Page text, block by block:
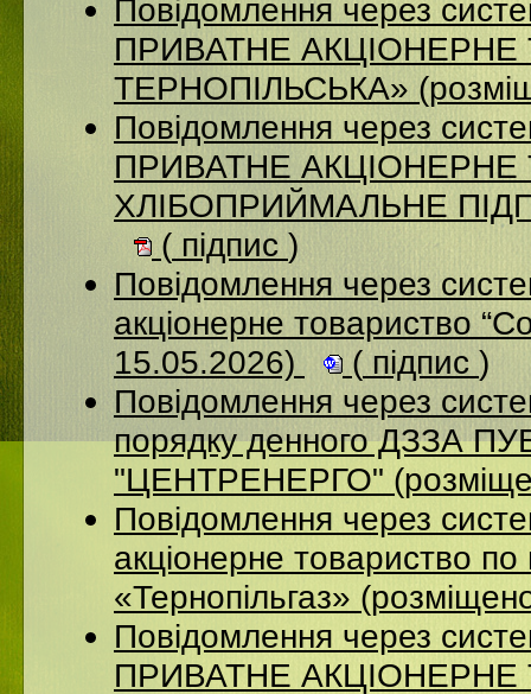
Повідомлення через
ПРИВАТНЕ
ТЕРНОПІЛЬСЬКА»
Повідомлення через
ПРИВАТНЕ
ХЛІБОПРИЙМАЛЬНЕ
( підпис )
Повідомлення через
акціонерне товариство
15.05.2026)
( підпис )
Повідомлення через
порядку денного ДЗЗА
"ЦЕНТРЕНЕРГО"
Повідомлення через
акціонерне товариство по
«Тернопільгаз»
Повідомлення через
ПРИВАТНЕ АКЦIОНЕРНЕ